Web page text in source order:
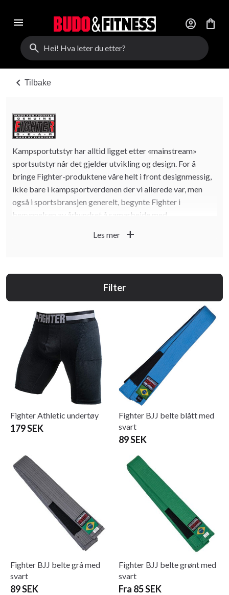
menu account_circle
shopping_bag
search
chevron_left Tilbake
Kampsportutstyr har alltid ligget etter «mainstream»
sportsutstyr når det gjelder utvikling og design. For å
bringe Fighter-produktene våre helt i front designmessig,
ikke bare i kampsportverdenen der vi allerede var, men
også i sportsbransjen generelt, begynte Fighter i
begynnelsen av århundret å samarbeide med
vunnet mange priser for fremragende design. Dette er
mestere blir skapt. LAGET FOR FIGHTERE - LAGET AV
FIGHTERE.
Les mer add
Filter
Fighter Athletic undertøy
179 SEK
Fighter BJJ belte blått med
svart
89 SEK
Fighter BJJ belte grå med
svart
89 SEK
Fighter BJJ belte grønt med
svart
Fra 85 SEK